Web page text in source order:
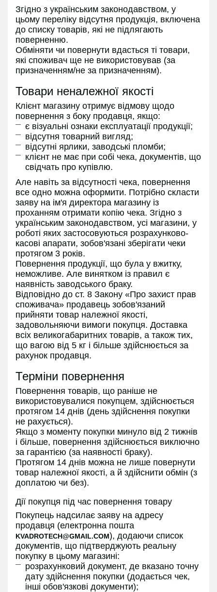
Згідно з українським законодавством, у
цьому переліку відсутня продукція, включена
до списку товарів, які не підлягають
поверненню.
Обміняти чи повернути вдасться ті товари,
які споживач ще не використовував (за
призначенням/не за призначенням).
Товари неналежної якості
Клієнт магазину отримує відмову щодо
повернення з боку продавця, якщо:
є візуальні ознаки експлуатації продукції;
відсутня товарний вигляд;
відсутні ярлики, заводські пломби;
клієнт не має при собі чека, документів, що
свідчать про купівлю.
Але навіть за відсутності чека, повернення
все одно можна оформити. Потрібно скласти
заяву на ім'я директора магазину із
проханням отримати копію чека. Згідно з
українським законодавством, усі магазини, у
роботі яких застосовуються розрахунково-
касові апарати, зобов'язані зберігати чеки
протягом 3 років.
Повернення продукції, що була у вжитку,
неможливе. Але винятком із правил є
наявність заводського браку.
Відповідно до ст. 8 Закону «Про захист прав
споживача» продавець зобов'язаний
прийняти товар належної якості,
задовольняючи вимоги покупця. Доставка
всіх великогабаритних товарів, а також тих,
що вагою від 5 кг і більше здійснюється за
рахунок продавця.
Терміни повернення
Повернення товарів, що раніше не
використовувалися покупцем, здійснюється
протягом 14 днів (день здійснення покупки
не рахується).
Якщо з моменту покупки минуло від 2 тижнів
і більше, повернення здійснюється виключно
за гарантією (за наявності браку).
Протягом 14 днів можна не лише повернути
товар належної якості, а й здійснити обмін (з
доплатою чи без).
Дії покупця під час повернення товару
Покупець надсилає заяву на адресу
продавця (електронна пошта
KVADROTECH@GMAIL.COM), додаючи список
документів, що підтверджують реальну
покупку в цьому магазині:
розрахунковий документ, де вказано точну
дату здійснення покупки (додається чек,
інші обов'язкові документи);